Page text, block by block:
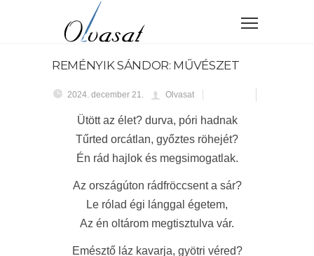
REMÉNYIK SÁNDOR: MŰVÉSZET
2024. december 21. Olvasat
Ütött az élet? durva, póri hadnak
Tűrted orcátlan, győztes röhejét?
Én rád hajlok és megsimogatlak.
Az országúton rádfröccsent a sár?
Le rólad égi lánggal égetem,
Az én oltárom megtisztulva vár.
Emésztő láz kavarja, gyötri véred?